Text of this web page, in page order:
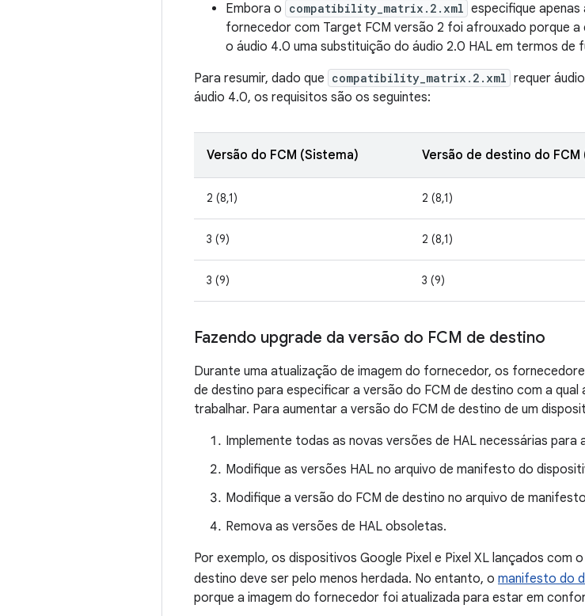
Embora o compatibility_matrix.2.xml especifique apenas
fornecedor com Target FCM versão 2 foi afrouxado porque
o áudio 4.0 uma substituição do áudio 2.0 HAL em termos de
Para resumir, dado que compatibility_matrix.2.xml requer
áudio 4.0, os requisitos são os seguintes:
Versão do FCM (Sistema) Versão de destino do
2 (8,1) 2 (8,1)
3 (9) 2 (8,1)
3 (9) 3 (9)
Fazendo upgrade da versão do FCM de destino
Durante uma atualização de imagem do fornecedor, os
de destino para especificar a versão do FCM de destino com a
trabalhar. Para aumentar a versão do FCM de destino de um
Implemente todas as novas versões de HAL necessárias para
Modifique as versões HAL no arquivo de manifesto do
Modifique a versão do FCM de destino no arquivo de
Remova as versões de HAL obsoletas.
Por exemplo, os dispositivos Google Pixel e Pixel XL lançados com
destino deve ser pelo menos herdada. No entanto, o manifesto do
porque a imagem do fornecedor foi atualizada para estar em